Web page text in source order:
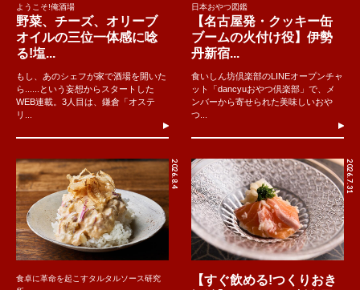
ようこそ!俺酒場
野菜、チーズ、オリーブ
オイルの三位一体感に唸
る!塩...
もし、あのシェフが家で酒場を開いた
ら......という妄想からスタートした
WEB連載。3人目は、鎌倉「オステ
リ...
日本おやつ図鑑
【名古屋発・クッキー缶
ブームの火付け役】伊勢
丹新宿...
食いしん坊倶楽部のLINEオープンチャ
ット「dancyuおやつ倶楽部」で、メ
ンバーから寄せられた美味しいおや
つ...
2026.8.4
食卓に革命を起こすタルタルソース研究
2026.7.31
【すぐ飲める!つくりおき